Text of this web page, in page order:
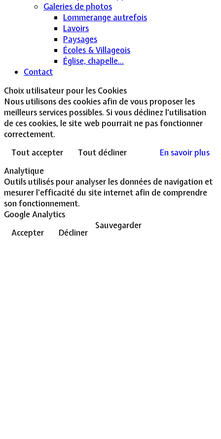
Galeries de photos
Lommerange autrefois
Lavoirs
Paysages
Écoles & Villageois
Église, chapelle...
Contact
Choix utilisateur pour les Cookies
Nous utilisons des cookies afin de vous proposer les
meilleurs services possibles. Si vous déclinez l'utilisation
de ces cookies, le site web pourrait ne pas fonctionner
correctement.
Tout accepter
Tout décliner
En savoir plus
Analytique
Outils utilisés pour analyser les données de navigation et
mesurer l'efficacité du site internet afin de comprendre
son fonctionnement.
Google Analytics
Accepter
Décliner
Sauvegarder